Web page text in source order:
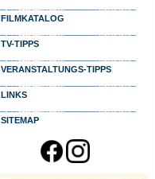
FILMKATALOG
TV-TIPPS
VERANSTALTUNGS-TIPPS
LINKS
SITEMAP